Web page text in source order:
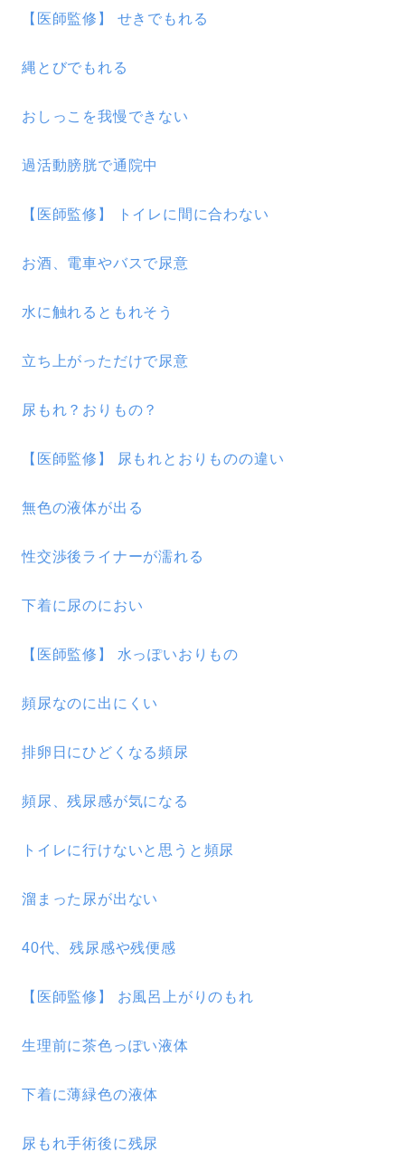
【医師監修】 せきでもれる
縄とびでもれる
おしっこを我慢できない
過活動膀胱で通院中
【医師監修】 トイレに間に合わない
お酒、電車やバスで尿意
水に触れるともれそう
立ち上がっただけで尿意
尿もれ？おりもの？
【医師監修】 尿もれとおりものの違い
無色の液体が出る
性交渉後ライナーが濡れる
下着に尿のにおい
【医師監修】 水っぽいおりもの
頻尿なのに出にくい
排卵日にひどくなる頻尿
頻尿、残尿感が気になる
トイレに行けないと思うと頻尿
溜まった尿が出ない
40代、残尿感や残便感
【医師監修】 お風呂上がりのもれ
生理前に茶色っぽい液体
下着に薄緑色の液体
尿もれ手術後に残尿